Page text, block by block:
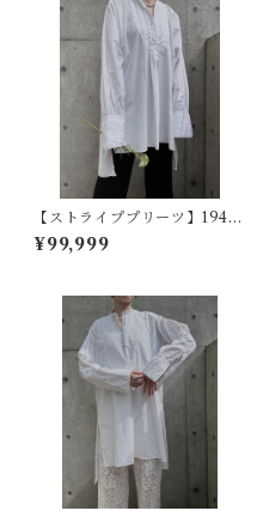
【ストライププリーツ】1940
s フランスヴィンテージドレス
シャツ
¥99,999